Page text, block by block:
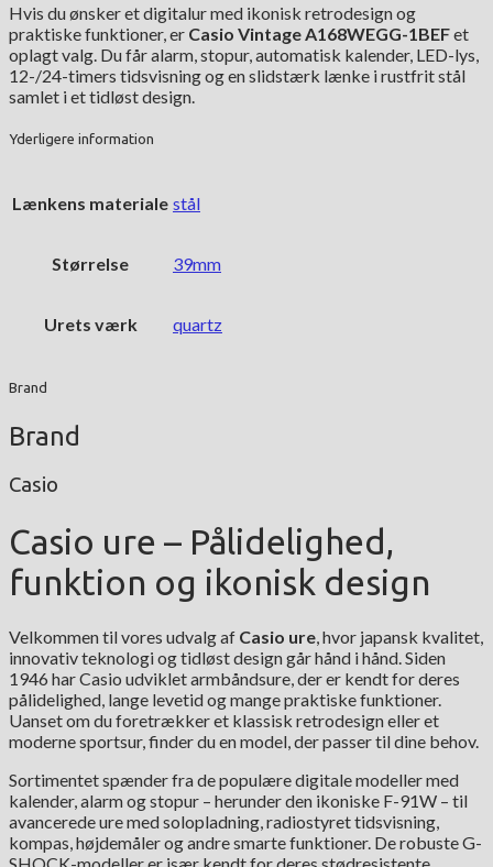
Hvis du ønsker et digitalur med ikonisk retrodesign og
praktiske funktioner, er Casio Vintage A168WEGG-1BEFet
oplagt valg. Du får alarm, stopur, automatisk kalender, LED-lys,
12-/24-timers tidsvisning og en slidstærk lænke i rustfrit stål
samlet i et tidløst design.
Yderligere information
Lænkens materiale stål
Størrelse 39mm
Urets værk quartz
Brand
Brand
Casio
Casio ure – Pålidelighed,
funktion og ikonisk design
Velkommen til vores udvalg af Casio ure, hvor japansk kvalitet,
innovativ teknologi og tidløst design går hånd i hånd. Siden
1946 har Casio udviklet armbåndsure, der er kendt for deres
pålidelighed, lange levetid og mange praktiske funktioner.
Uanset om du foretrækker et klassisk retrodesign eller et
moderne sportsur, finder du en model, der passer til dine behov.
Sortimentet spænder fra de populære digitale modeller med
kalender, alarm og stopur – herunder den ikoniske F-91W – til
avancerede ure med solopladning, radiostyret tidsvisning,
kompas, højdemåler og andre smarte funktioner. De robuste G-